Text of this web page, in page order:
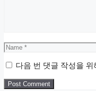
Name
다음 번 댓글 작성을